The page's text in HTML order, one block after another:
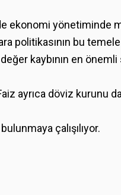
ekonomi yönetiminde
politikasının bu
kaybının en önemli
ayrıca döviz kurunu
çalışılıyor.